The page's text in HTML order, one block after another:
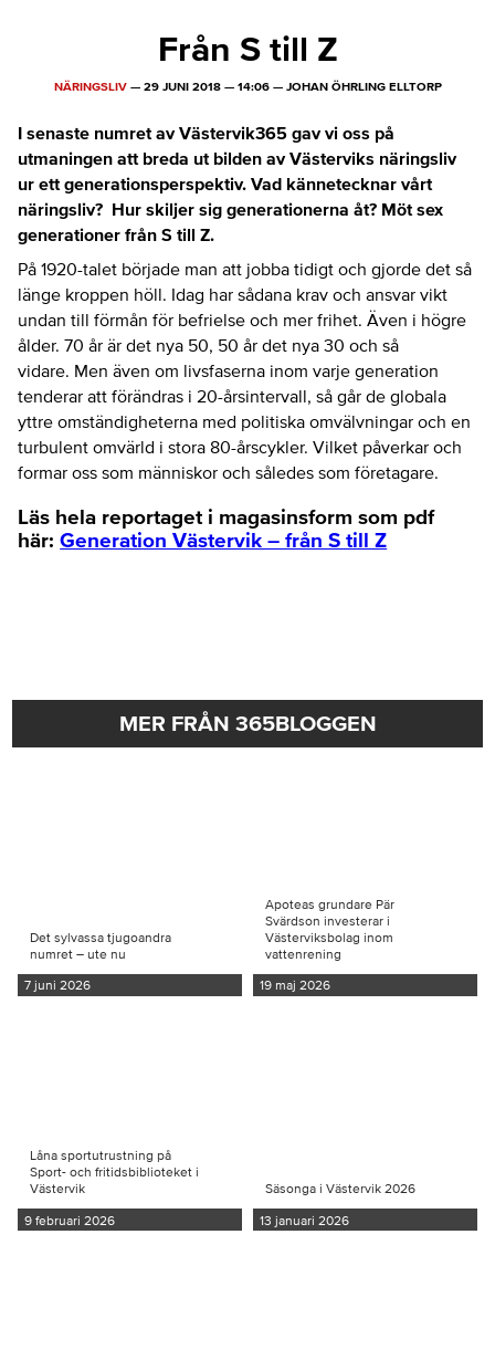
Från S till Z
NÄRINGSLIV— 29 JUNI 2018— 14:06— JOHAN ÖHRLING ELLTORP
I senaste numret av Västervik365 gav vi oss på
utmaningen att breda ut bilden av Västerviks näringsliv
ur ett generationsperspektiv. Vad kännetecknar vårt
näringsliv? Hur skiljer sig generationerna åt? Möt sex
generationer från S till Z.
På 1920-talet började man att jobba tidigt och gjorde det så
länge kroppen höll. Idag har sådana krav och ansvar vikt
undan till förmån för befrielse och mer frihet. Även i högre
ålder. 70 år är det nya 50, 50 år det nya 30 och så
vidare. Men även om livsfaserna inom varje generation
tenderar att förändras i 20-årsintervall, så går de globala
yttre omständigheterna med politiska omvälvningar och en
turbulent omvärld i stora 80-årscykler. Vilket påverkar och
formar oss som människor och således som företagare.
Läs hela reportaget i magasinsform som pdf
här:Generation Västervik – från S till Z
MER FRÅN 365BLOGGEN
Det sylvassa tjugoandra
numret – ute nu
7 juni 2026
Apoteas grundare Pär
Svärdson investerar i
Västerviksbolag inom
vattenrening
19 maj 2026
Låna sportutrustning på
Sport- och fritidsbiblioteket i
Västervik
9 februari 2026
Säsonga i Västervik 2026
13 januari 2026